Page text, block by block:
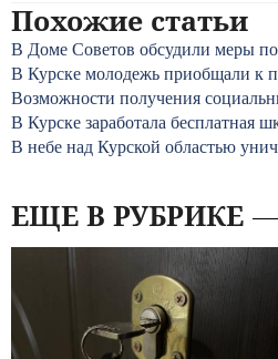
Похожие статьи
В Доме Советов обсудили меры
В Курске молодежь приобщали к
Возможности получения
В Курске заработала бесплатная
В небе над Курской областью
ЕЩЕ В РУБРИКЕ